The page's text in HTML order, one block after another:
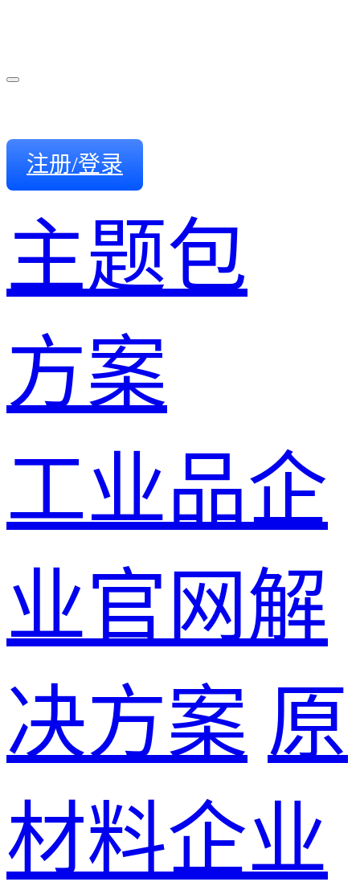
注册/登录
主题包
方案
工业品企
业官网解
决方案 原
材料企业